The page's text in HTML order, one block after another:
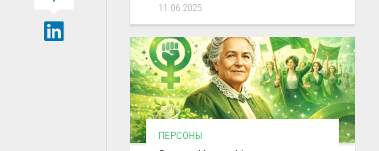
11.06.2025
ПЕРСОНЫ